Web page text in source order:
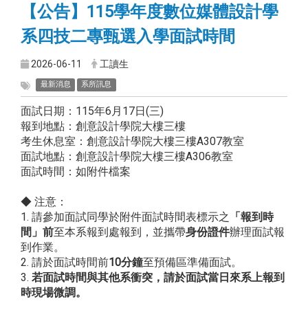
【公告】115學年度數位媒體設計學
系四技二專甄選入學面試時間
2026-06-11 工讀生
最新消息 系所訊息
面試日期：115年6月17日(三)
報到地點：創意設計學院大樓三樓
考生休息室：創意設計學院大樓三樓A307教室
面試地點：創意設計學院大樓三樓A306教室
面試時間：如附件檔案
◆ 注意：
1. 請參加面試同學於附件面試時間表標示之 「報到時
間」前至本系報到處報到，並攜帶身份證件辦理面試報
到作業。
2. 請於面試時間前10分鐘至預備區準備面試。
3. 若面試時間與其他系衝突，請於面試當日來系上報到
時現場微調。